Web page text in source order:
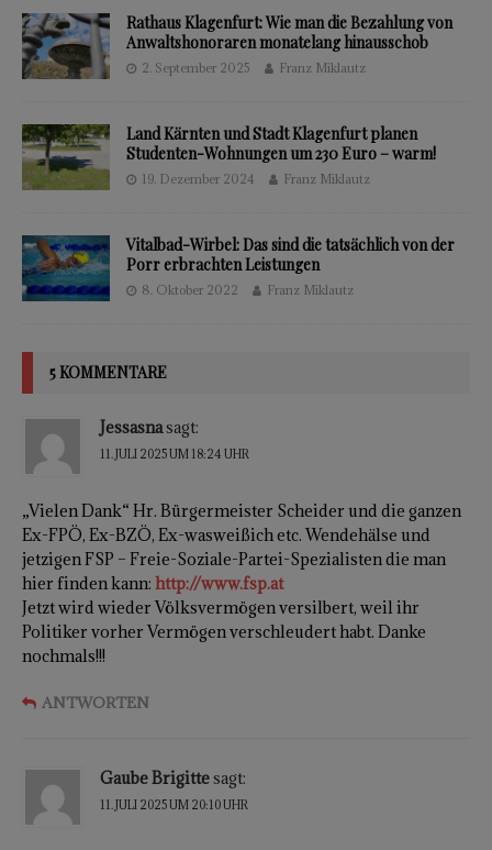
Rathaus Klagenfurt: Wie man die Bezahlung von
Anwaltshonoraren monatelang hinausschob
2. September 2025 Franz Miklautz
Land Kärnten und Stadt Klagenfurt planen
Studenten-Wohnungen um 230 Euro – warm!
19. Dezember 2024 Franz Miklautz
Vitalbad-Wirbel: Das sind die tatsächlich von der
Porr erbrachten Leistungen
8. Oktober 2022 Franz Miklautz
5 KOMMENTARE
Jessasnasagt:
11. JULI 2025 UM 18:24 UHR
„Vielen Dank“ Hr. Bürgermeister Scheider und die ganzen
Ex-FPÖ, Ex-BZÖ, Ex-wasweißich etc. Wendehälse und
jetzigen FSP – Freie-Soziale-Partei-Spezialisten die man
hier finden kann: http://www.fsp.at
Jetzt wird wieder Völksvermögen versilbert, weil ihr
Politiker vorher Vermögen verschleudert habt. Danke
nochmals!!!
ANTWORTEN
Gaube Brigittesagt:
11. JULI 2025 UM 20:10 UHR